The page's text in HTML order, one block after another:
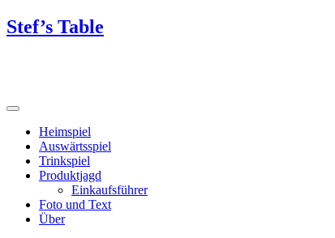
Skip
to
Stef’s Table
Heimspiel
Auswärtsspiel
Trinkspiel
Produktjagd
Einkaufsführer
Foto und Text
Über